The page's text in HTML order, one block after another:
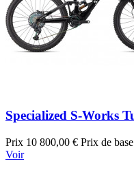
Specialized S-Works
Prix 10 800,00 € Prix de base
Voir